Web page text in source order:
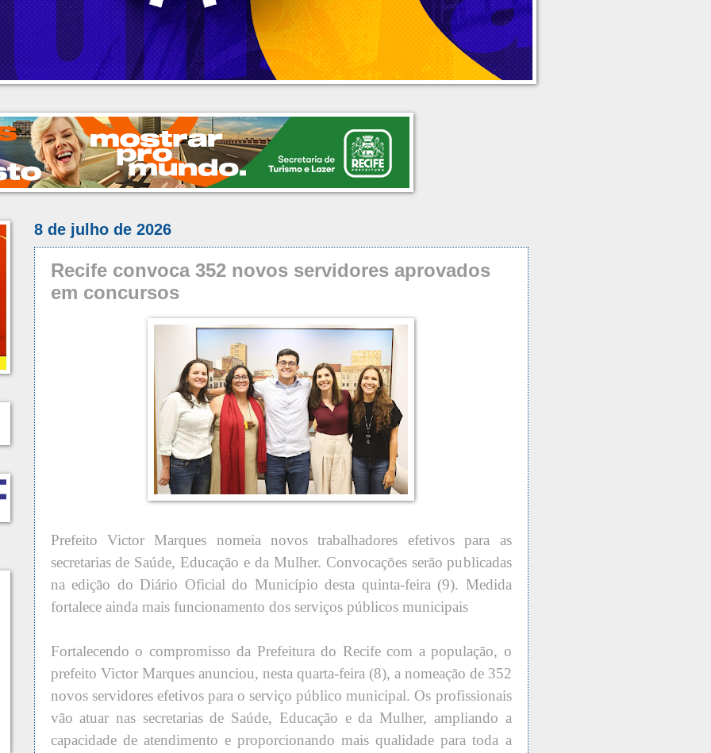
8 de julho de 2026
Recife convoca 352 novos servidores aprovados
em concursos
Prefeito Victor Marques nomeia novos trabalhadores efetivos para as
secretarias de Saúde, Educação e da Mulher. Convocações serão publicadas
na edição do Diário Oficial do Município desta quinta-feira (9). Medida
fortalece ainda mais funcionamento dos serviços públicos municipais
Fortalecendo o compromisso da Prefeitura do Recife com a população, o
prefeito Victor Marques anunciou, nesta quarta-feira (8), a nomeação de 352
novos servidores efetivos para o serviço público municipal. Os profissionais
vão atuar nas secretarias de Saúde, Educação e da Mulher, ampliando a
capacidade de atendimento e proporcionando mais qualidade para toda a